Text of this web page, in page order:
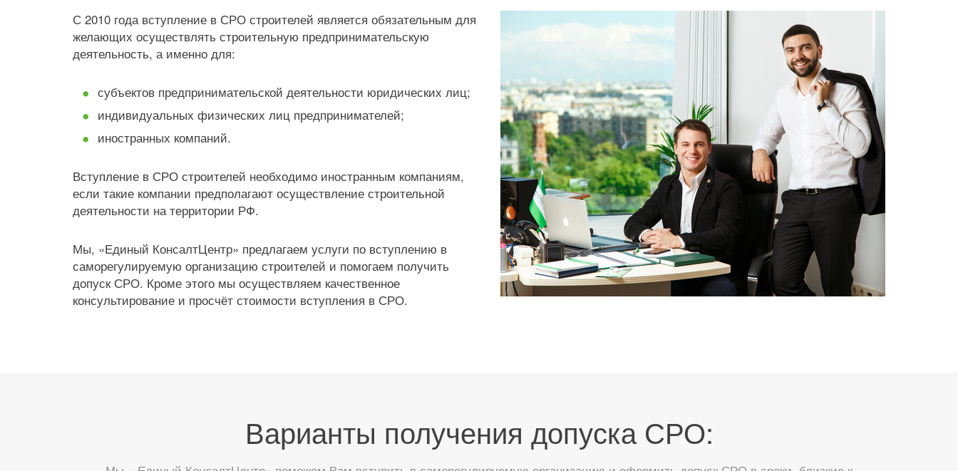
С 2010 года вступление в СРО строителей является обязательным для
желающих осуществлять строительную предпринимательскую
деятельность, а именно для:
субъектов предпринимательской деятельности юридических лиц;
индивидуальных физических лиц предпринимателей;
иностранных компаний.
Вступление в СРО строителей необходимо иностранным компаниям,
если такие компании предполагают осуществление строительной
деятельности на территории РФ.
Мы, «Единый КонсалтЦентр» предлагаем услуги по вступлению в
саморегулируемую организацию строителей и помогаем получить
допуск СРО. Кроме этого мы осуществляем качественное
консультирование и просчёт стоимости вступления в СРО.
Варианты получения допуска СРО: